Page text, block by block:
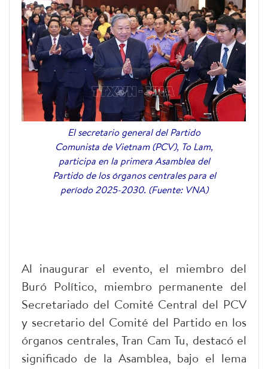
El secretario general del Partido
Comunista de Vietnam (PCV), To Lam,
participa en la primera Asamblea del
Partido de los órganos centrales para el
período 2025-2030. (Fuente: VNA)
Al inaugurar el evento, el miembro del
Buró Político, miembro permanente del
Secretariado del Comité Central del PCV
y secretario del Comité del Partido en los
órganos centrales, Tran Cam Tu, destacó el
significado de la Asamblea, bajo el lema